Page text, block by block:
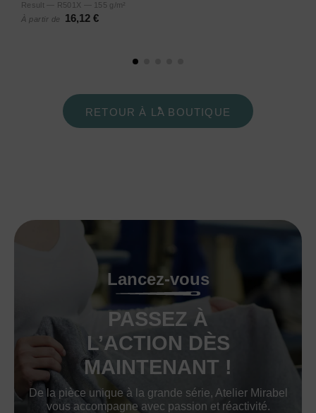
Result — R501X — 155 g/m²
À partir de
16,12 €
RETOUR À LA BOUTIQUE
Lancez-vous
PASSEZ À
L’ACTION DÈS
MAINTENANT !
De la pièce unique à la grande série, Atelier Mirabel
vous accompagne avec passion et réactivité.